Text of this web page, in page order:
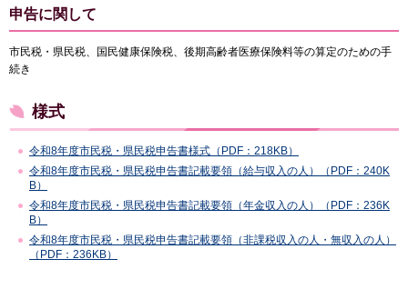
申告に関して
市民税・県民税、国民健康保険税、後期高齢者医療保険料等の算定のための手
続き
様式
令和8年度市民税・県民税申告書様式（PDF：218KB）
令和8年度市民税・県民税申告書記載要領（給与収入の人）（PDF：240K
B）
令和8年度市民税・県民税申告書記載要領（年金収入の人）（PDF：236K
B）
令和8年度市民税・県民税申告書記載要領（非課税収入の人・無収入の人）
（PDF：236KB）